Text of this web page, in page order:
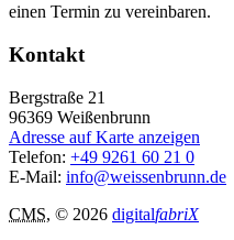
einen Termin zu vereinbaren.
Kontakt
Bergstraße 21
96369 Weißenbrunn
Adresse auf Karte anzeigen
Telefon: +49 9261 60 21 0
E-Mail: info@weissenbrunn.de
CMS, © 2026 digitalfabriX